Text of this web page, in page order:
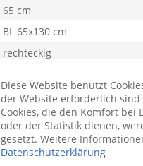
65 cm
BL 65x130 cm
rechteckig
Polyester
30 mm
Wohnzimmer, Schlafzimmer
ja
Diese Website benutzt
der Website erforderlich
Cookies, die den Komfort bei
oder der Statistik dienen,
gesetzt. Weitere
Datenschutzerklärung